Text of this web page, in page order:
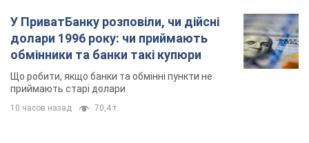
У ПриватБанку розповіли, чи дійсні
долари 1996 року: чи приймають
обмінники та банки такі купюри
Що робити, якщо банки та обмінні пункти не
приймають старі долари
10 часов назад 70,4 т.